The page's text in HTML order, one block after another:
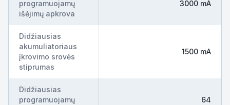
programuojamų
išėjimų apkrova
3000 mA
Didžiausias
akumuliatoriaus
įkrovimo srovės
stiprumas
1500 mA
Didžiausias
programuojamų
64